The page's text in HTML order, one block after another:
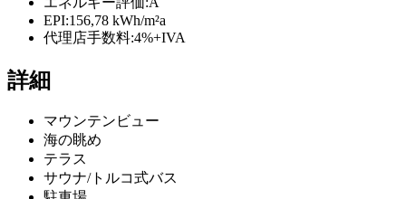
EPI:156,78 kWh/m²a
代理店手数料:4%+IVA
詳細
マウンテンビュー
海の眺め
テラス
サウナ/トルコ式バス